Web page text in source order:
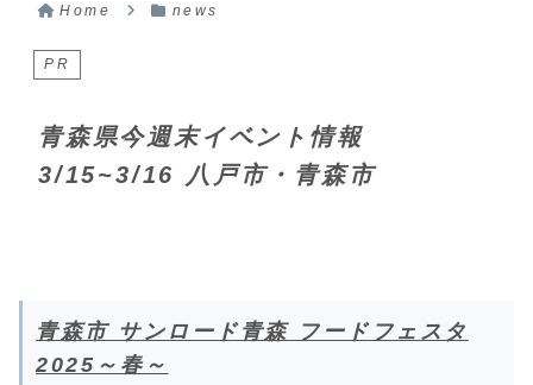
Home news
PR
青森県今週末イベント情報
3/15~3/16 八戸市・青森市
青森市 サンロード青森 フードフェスタ
2025～春～